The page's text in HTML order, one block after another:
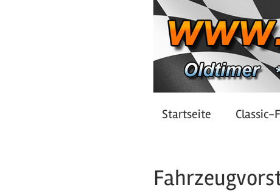
https://oldtimer-
Startseite Classic-